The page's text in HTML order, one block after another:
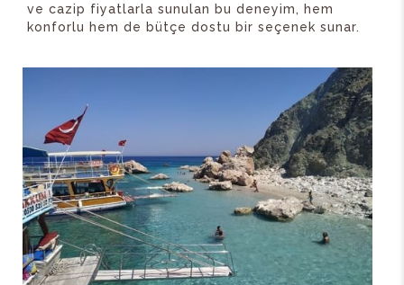
ve cazip fiyatlarla sunulan bu deneyim, hem
konforlu hem de bütçe dostu bir seçenek sunar.